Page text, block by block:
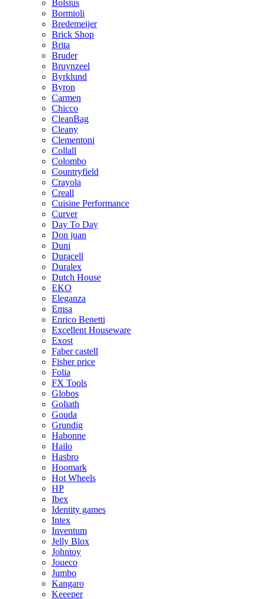
Bolsius
Bormioli
Bredemeijer
Brick Shop
Brita
Bruder
Bruynzeel
Byrklund
Byron
Carmen
Chicco
CleanBag
Cleany
Clementoni
Collall
Colombo
Countryfield
Crayola
Creall
Cuisine Performance
Curver
Day To Day
Don juan
Duni
Duracell
Duralex
Dutch House
EKO
Eleganza
Emsa
Enrico Benetti
Excellent Houseware
Exost
Faber castell
Fisher price
Folia
FX Tools
Globos
Goliath
Gouda
Grundig
Habonne
Hailo
Hasbro
Hoomark
Hot Wheels
HP
Ibex
Identity games
Intex
Inventum
Jelly Blox
Johntoy
Joueco
Jumbo
Kangaro
Keeeper